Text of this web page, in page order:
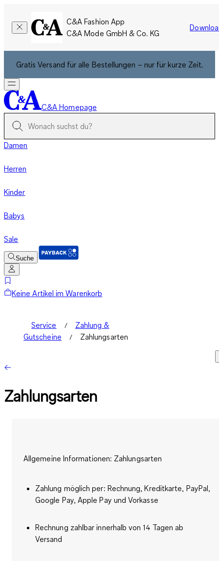
C&A Fashion App
C&A Mode GmbH & Co. KG
Gratis Versand für alle Bestellungen – nur für kurze Zeit.
C&A Homepage
Damen
Herren
Kinder
Babys
Sale
Suche
Keine Artikel im Warenkorb
Service
Zahlung &
Gutscheine
Zahlungsarten
Zahlungsarten
Allgemeine Informationen: Zahlungsarten
Zahlung möglich per: Rechnung, Kreditkarte, PayPal,
Google Pay, Apple Pay und Vorkasse
Rechnung zahlbar innerhalb von 14 Tagen ab
Versand